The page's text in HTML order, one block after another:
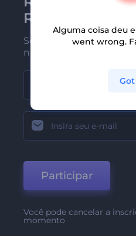
Renderforest
Seja um dos primeiros
nossas últimas
Participar
Você pode cancelar a
momento
Alguma coisa deu
went wrong.